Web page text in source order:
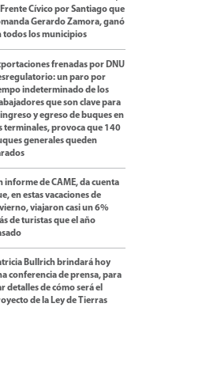
Cívico por Santiago que
Gerardo Zamora, ganó
todos los municipios
frenadas por DNU
un paro por
indeterminado de los
que son clave para
y egreso de buques en
terminales, provoca que 140
generales queden
informe de CAME, da cuenta
en estas vacaciones de
viajaron casi un 6%
de turistas que el año
Bullrich brindará hoy
conferencia de prensa, para
detalles de cómo será el
de la Ley de Tierras